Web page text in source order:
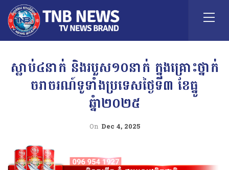
ស្លាប់៤នាក់ និងរបួស១០នាក់ ក្នុងគ្រោះថ្នាក់
ចរាចរណ៍ទូទាំងប្រទេសថ្ងៃទី៣ ខែធ្នូ
ឆ្នំា២០២៥
On Dec 4, 2025